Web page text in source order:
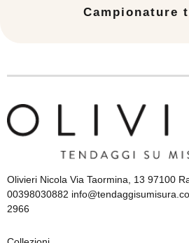
Campionature
Olivieri Nicola Via Taormina, 13 97100
00398030882
2966